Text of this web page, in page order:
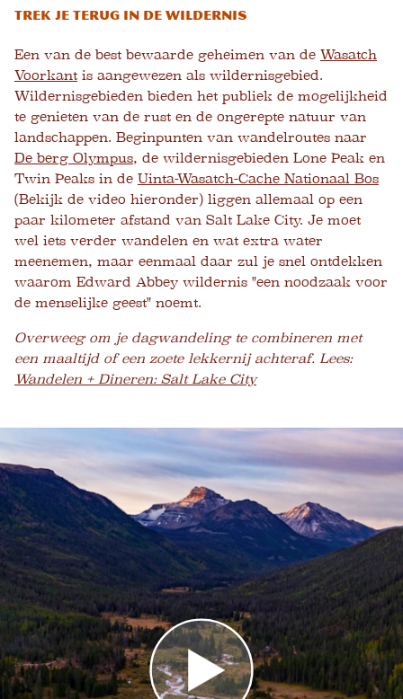
Trek je terug in de wildernis
Een van de best bewaarde geheimen van de Wasatch
Voorkant is aangewezen als wildernisgebied.
Wildernisgebieden bieden het publiek de mogelijkheid
te genieten van de rust en de ongerepte natuur van
landschappen. Beginpunten van wandelroutes naar
De berg Olympus, de wildernisgebieden Lone Peak en
Twin Peaks in de Uinta-Wasatch-Cache Nationaal Bos
(Bekijk de video hieronder) liggen allemaal op een
paar kilometer afstand van Salt Lake City. Je moet
wel iets verder wandelen en wat extra water
meenemen, maar eenmaal daar zul je snel ontdekken
waarom Edward Abbey wildernis "een noodzaak voor
de menselijke geest" noemt.
Overweeg om je dagwandeling te combineren met
een maaltijd of een zoete lekkernij achteraf. Lees:
Wandelen + Dineren: Salt Lake City